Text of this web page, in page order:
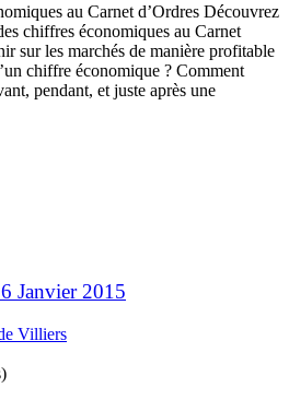
au Carnet d’Ordres Découvrez
chiffres économiques au Carnet
sur les marchés de manière profitable
chiffre économique ? Comment
pendant, et juste après une
Janvier 2015
Villiers